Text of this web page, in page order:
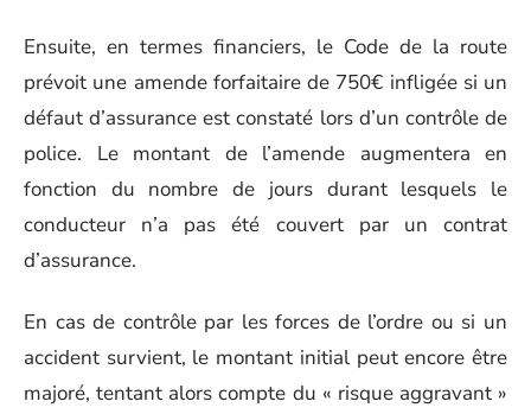
Ensuite, en termes financiers, le Code de la route
prévoit une amende forfaitaire de 750€ infligée si un
défaut d’assurance est constaté lors d’un contrôle de
police. Le montant de l’amende augmentera en
fonction du nombre de jours durant lesquels le
conducteur n’a pas été couvert par un contrat
d’assurance.
En cas de contrôle par les forces de l’ordre ou si un
accident survient, le montant initial peut encore être
majoré, tentant alors compte du « risque aggravant »